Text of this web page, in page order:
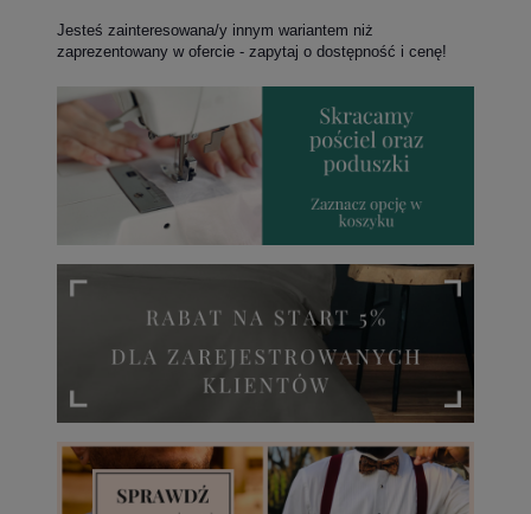
Jesteś zainteresowana/y innym wariantem niż
zaprezentowany w ofercie - zapytaj o dostępność i cenę!